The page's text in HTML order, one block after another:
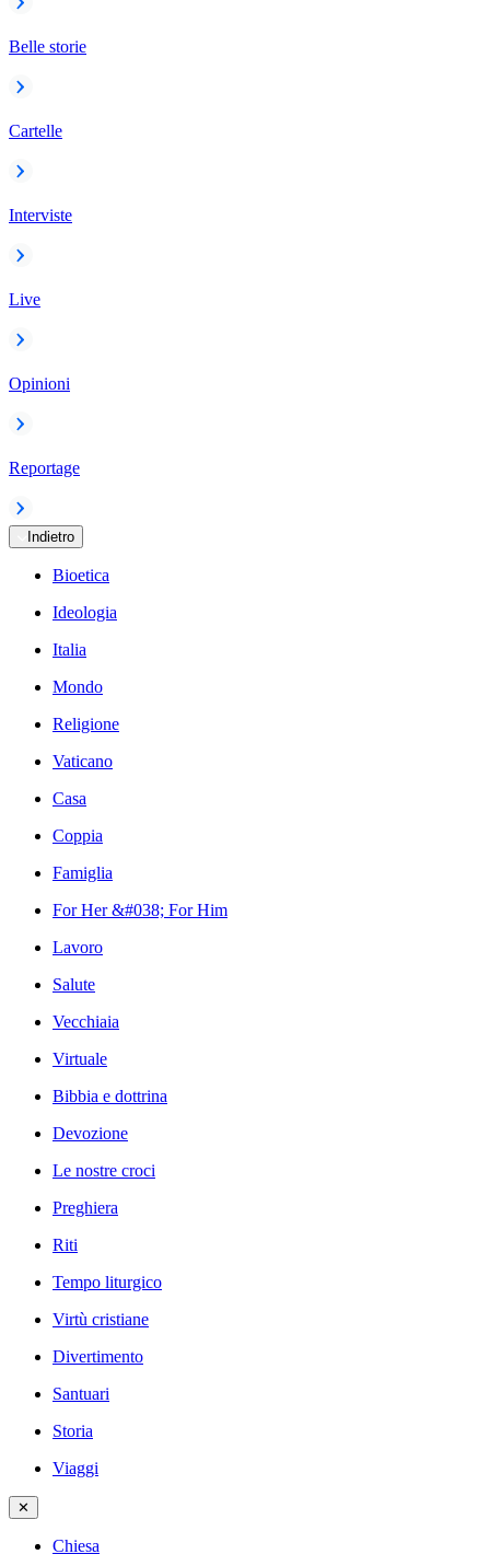
Belle storie
Cartelle
Interviste
Live
Opinioni
Reportage
Indietro
Bioetica
Ideologia
Italia
Mondo
Religione
Vaticano
Casa
Coppia
Famiglia
For Her &#038; For Him
Lavoro
Salute
Vecchiaia
Virtuale
Bibbia e dottrina
Devozione
Le nostre croci
Preghiera
Riti
Tempo liturgico
Virtù cristiane
Divertimento
Santuari
Storia
Viaggi
✕
Chiesa